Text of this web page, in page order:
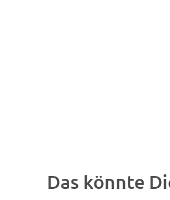
Das könnte